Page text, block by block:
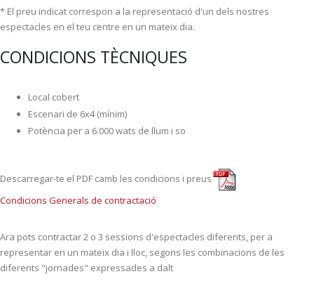
* El preu indicat correspon a la representació d'un dels nostres
espectacles en el teu centre en un mateix dia.
CONDICIONS TÈCNIQUES
Local cobert
Escenari de 6x4 (mínim)
Potència per a 6.000 wats de llum i so
Descarregar-te el PDF camb les condicions i preus
Condicions Generals de contractació
Ara pots contractar 2 o 3 sessions d'espectacles diferents, per a
representar en un mateix dia i lloc, segons les combinacions de les
diferents "jornades" expressades a dalt